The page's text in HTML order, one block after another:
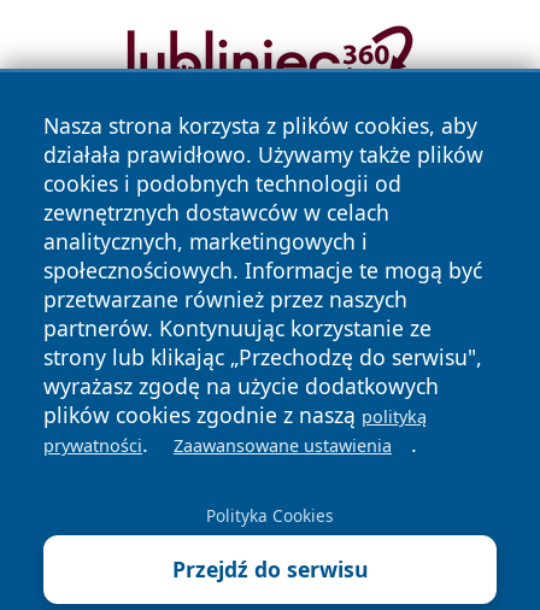
Nasza strona korzysta z plików cookies, aby
działała prawidłowo. Używamy także plików
cookies i podobnych technologii od
zewnętrznych dostawców w celach
analitycznych, marketingowych i
społecznościowych. Informacje te mogą być
przetwarzane również przez naszych
partnerów. Kontynuując korzystanie ze
strony lub klikając „Przechodzę do serwisu",
wyrażasz zgodę na użycie dodatkowych
plików cookies zgodnie z naszą polityką
prywatności. Zaawansowane ustawienia .
Polityka Cookies
Przejdź do serwisu
Copyright © 2026 cieszynonline.pl Wszystkie prawa
zastrzeżone.
News Autorzy
Polityka
Prywatności
Polityka
Cookies